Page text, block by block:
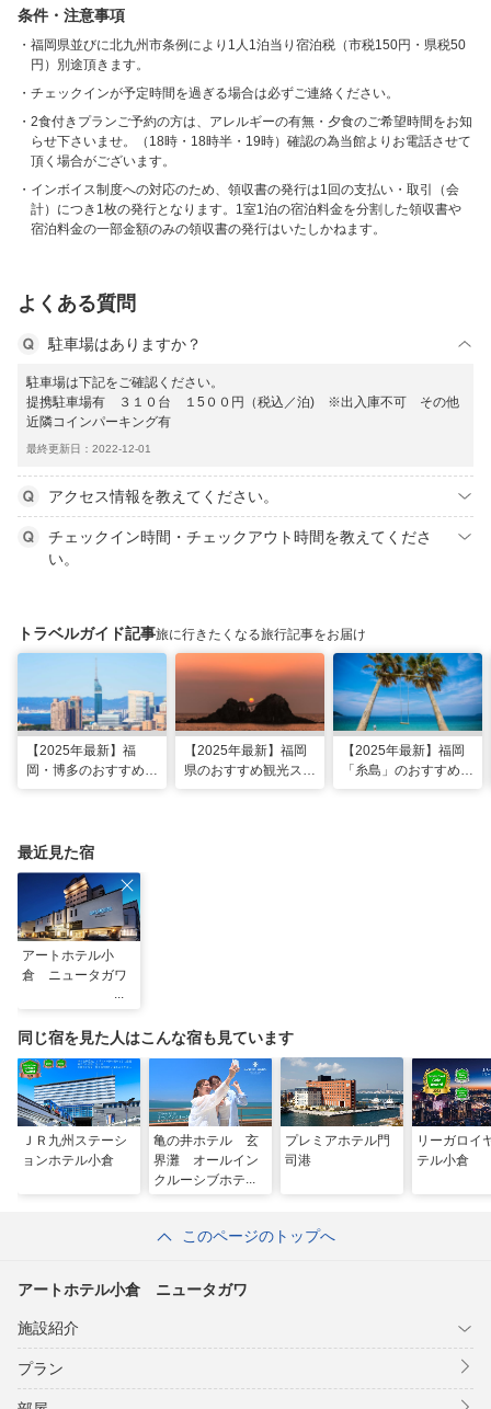
条件・注意事項
福岡県並びに北九州市条例により1人1泊当り宿泊税（市税150円・県税50
円）別途頂きます。
チェックインが予定時間を過ぎる場合は必ずご連絡ください。
2食付きプランご予約の方は、アレルギーの有無・夕食のご希望時間をお知
らせ下さいませ。（18時・18時半・19時）確認の為当館よりお電話させて
頂く場合がございます。
インボイス制度への対応のため、領収書の発行は1回の支払い・取引（会
計）につき1枚の発行となります。1室1泊の宿泊料金を分割した領収書や
宿泊料金の一部金額のみの領収書の発行はいたしかねます。
よくある質問
駐車場はありますか？
駐車場は下記をご確認ください。
提携駐車場有 ３１０台 １5００円（税込／泊) ※出入庫不可 その他
近隣コインパーキング有
最終更新日：2022-12-01
アクセス情報を教えてください。
チェックイン時間・チェックアウト時間を教えてくださ
い。
トラベルガイド記事旅に行きたくなる旅行記事をお届け
【2025年最新】福
岡・博多のおすすめ観
【2025年最新】福岡
県のおすすめ観光スポ
【2025年最新】福岡
「糸島」のおすすめ観
最近見た宿
アートホテル小
倉 ニュータガワ
同じ宿を見た人はこんな宿も見ています
ＪＲ九州ステーシ
ョンホテル小倉
亀の井ホテル 玄
界灘 オールイン
クルーシブホテル
プレミアホテル門
司港
リーガロイ
テル小倉
このページのトップへ
アートホテル小倉 ニュータガワ
施設紹介
プラン